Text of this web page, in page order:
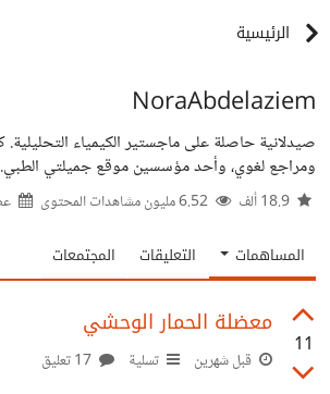
الرئيسية
NoraAbdelaziem
صيدلانية حاصلة على ماجستير الكيمياء
ومراجع لغوي، وأحد مؤسسين موقع جميلتي الطبي.
المساهمات التعليقات المجتمعات
11
معضلة الحمار الوحشي
قبل شهرين تسلية